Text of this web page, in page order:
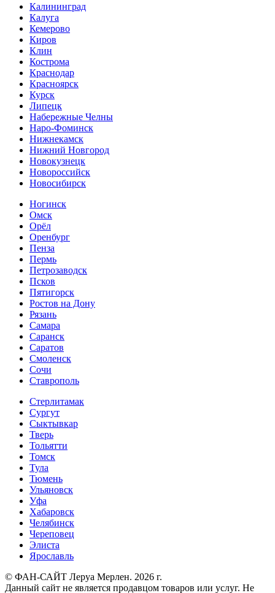
Калининград
Калуга
Кемерово
Киров
Клин
Кострома
Краснодар
Красноярск
Курск
Липецк
Набережные Челны
Наро-Фоминск
Нижнекамск
Нижний Новгород
Новокузнецк
Новороссийск
Новосибирск
Ногинск
Омск
Орёл
Оренбург
Пенза
Пермь
Петрозаводск
Псков
Пятигорск
Ростов на Дону
Рязань
Самара
Саранск
Саратов
Смоленск
Сочи
Ставрополь
Стерлитамак
Сургут
Сыктывкар
Тверь
Тольятти
Томск
Тула
Тюмень
Ульяновск
Уфа
Хабаровск
Челябинск
Череповец
Элиста
Ярославль
© ФАН-САЙТ Леруа Мерлен. 2026 г.
Данный сайт не является продавцом товаров или услуг. Не